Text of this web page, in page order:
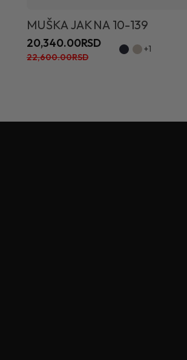
MUŠKA JAKNA 10-139
20,340.00RSD
22,600.00RSD
+1